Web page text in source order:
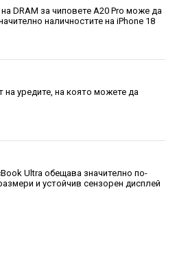
DRAM за чиповете A20 Pro може да
наличностите на iPhone 18
уредите, на която можете да
Ultra обещава значително по-
и устойчив сензорен дисплей